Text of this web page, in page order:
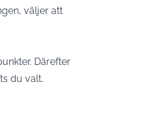
väljer att
Därefter
du valt.